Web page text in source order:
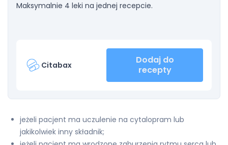
Maksymalnie 4 leki na jednej recepcie.
Citabax
Dodaj do
recepty
jeżeli pacjent ma uczulenie na cytalopram lub
jakikolwiek inny składnik;